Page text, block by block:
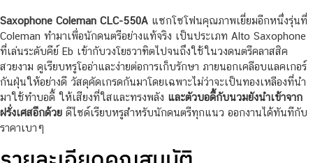
Saxophone Coleman CLC-550A แซกโซโฟนคุณภาพเยี่ยมอีกหนึ่งรุ่นที่
Coleman ทำมาเพื่อนักดนตรีอย่างแท้จริง เป็นประเภท Alto Saxophone
ที่เล่นระดับคีย์ Eb เข้ากับวงโยธวาฑิตไปจนถึงใช้ในวงดนตรีคลาสสิค
สวยงาม ดูเรียบหรูโออ่าและง่ายต่อการเก็บรักษา ภายนอกเคลือบแลคเกอร์
กันฝุ่นให้อย่างดี วัสดุคัดเกรดกันมาโดยเฉพาะไม่ว่าจะเป็นทองเหลืองที่นำ
มาใช้ทำบอดี้ ให้เสียงที่ใสและทรงพลัง และตัวบอดี้กับนวมยังนำเข้าจาก
ฝรั่งเศสอีกด้วย ดีไซด์เรียบหรูสำหรับนักดนตรีทุกแนว ออกงานได้ทันทีกับ
ราคาเบาๆ